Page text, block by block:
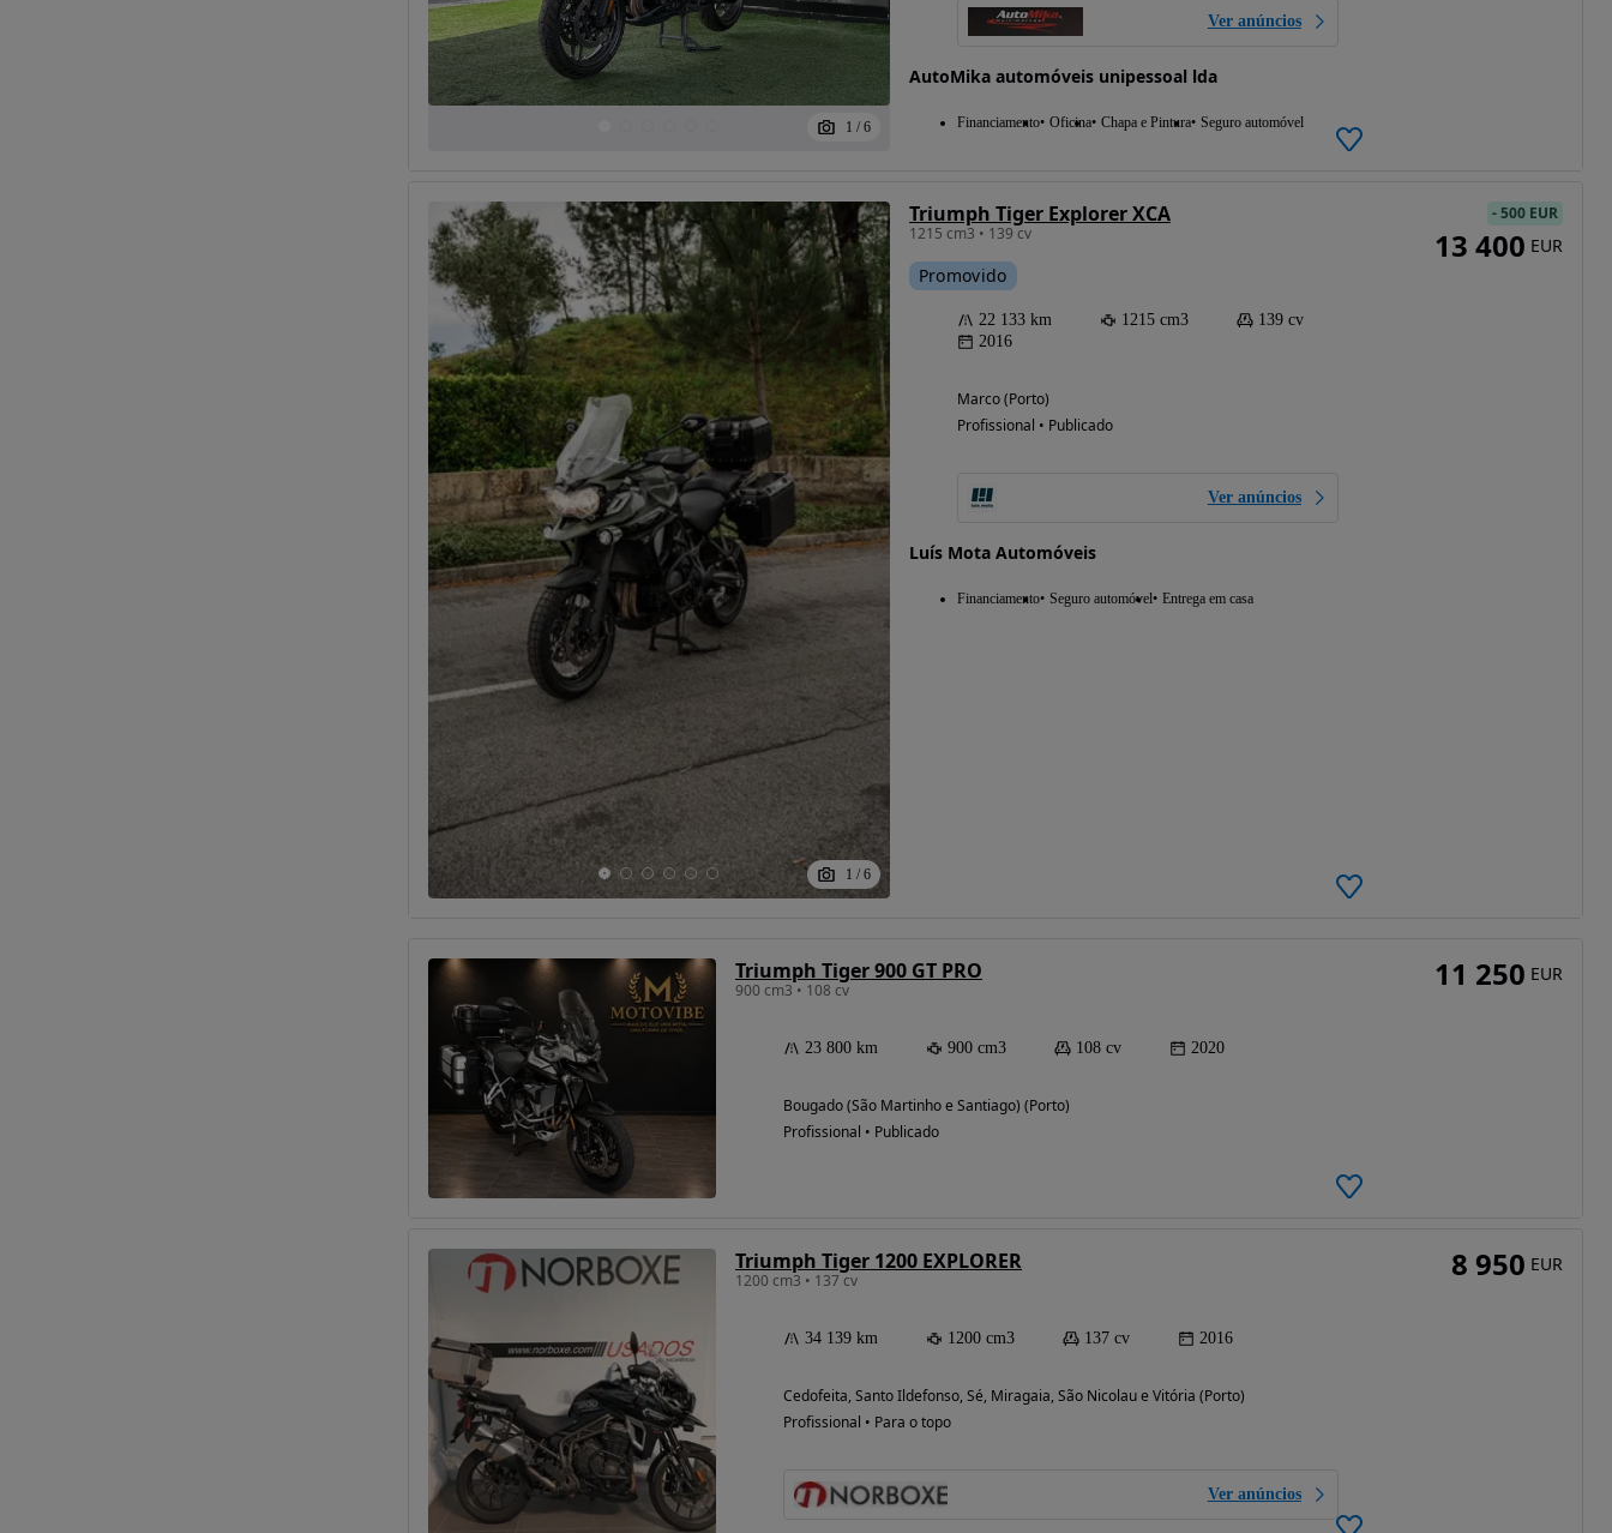
1 / 6
Ver anúncios
AutoMika automóveis unipessoal lda
Financiamento Oficina Chapa e Pintura Seguro automóvel
1 / 6
Triumph Tiger Explorer XCA
1215 cm3 • 139 cv
Promovido
22 133 km 1215 cm3
139 cv
2016
Marco (Porto)
Profissional • Publicado
Ver anúncios
Luís Mota Automóveis
Financiamento Seguro automóvel Entrega em casa
-500 EUR
13 400 EUR
Triumph Tiger 900 GT PRO
900 cm3 • 108 cv
23 800 km 900 cm3 108 cv 2020
Bougado (São Martinho e Santiago) (Porto)
Profissional • Publicado
11 250 EUR
Triumph Tiger 1200 EXPLORER
1200 cm3 • 137 cv
34 139 km 1200 cm3 137 cv 2016
Cedofeita, Santo Ildefonso, Sé, Miragaia, São Nicolau e Vitória (Porto)
Profissional • Para o topo
Ver anúncios
8 950 EUR